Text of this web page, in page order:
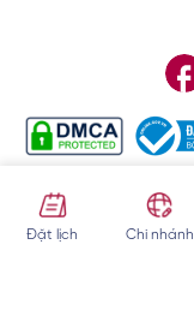
BÀI VIẾT NỔI BẬT
Đặt lịch Chi nhánh